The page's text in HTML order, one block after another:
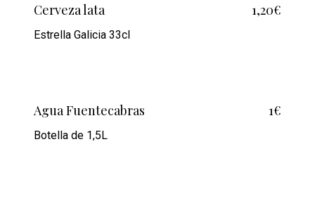
Cerveza lata 1,20€
Estrella Galicia 33cl
Agua Fuentecabras 1€
Botella de 1,5L